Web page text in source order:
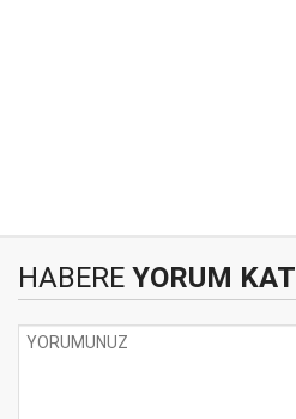
HABERE YORUM KAT